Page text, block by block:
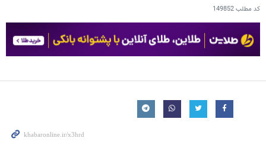
کد مطلب149852